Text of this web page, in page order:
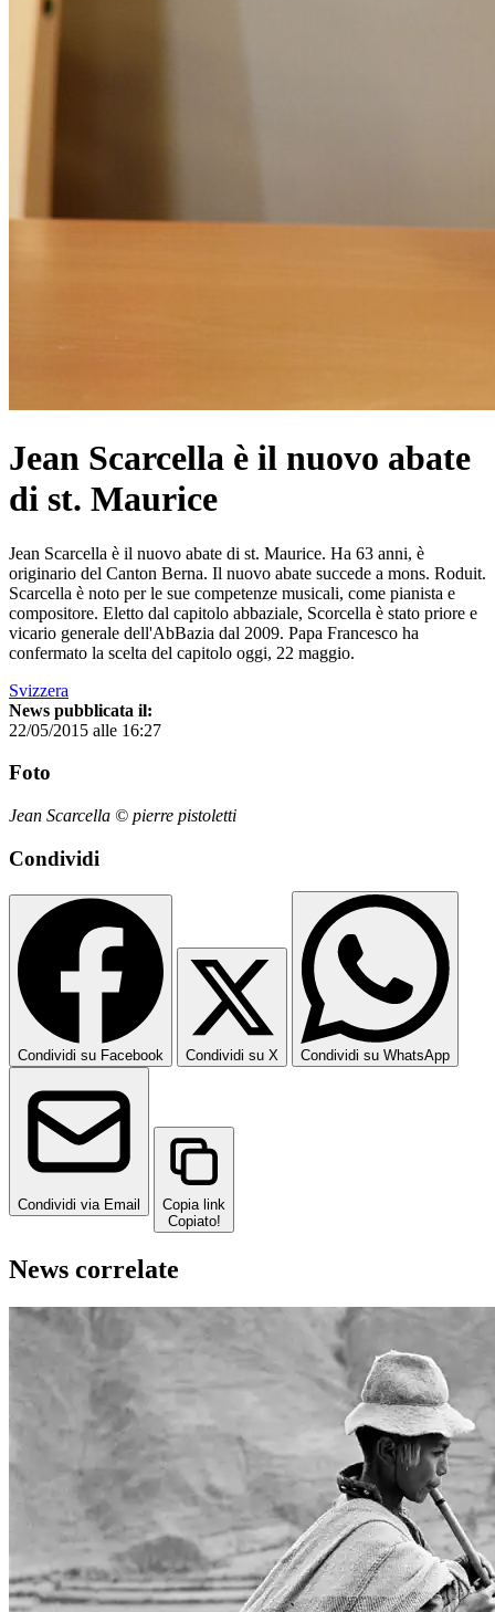
Jean Scarcella è il nuovo abate
di st. Maurice
Jean Scarcella è il nuovo abate di st. Maurice. Ha 63 anni, è
originario del Canton Berna. Il nuovo abate succede a mons. Roduit.
Scarcella è noto per le sue competenze musicali, come pianista e
compositore. Eletto dal capitolo abbaziale, Scorcella è stato priore e
vicario generale dell'AbBazia dal 2009. Papa Francesco ha
confermato la scelta del capitolo oggi, 22 maggio.
Svizzera
News pubblicata il:
22/05/2015 alle 16:27
Foto
Jean Scarcella © pierre pistoletti
Condividi
Condividi su Facebook Condividi su X Condividi su WhatsApp
Condividi via Email
Copia link
Copiato!
News correlate